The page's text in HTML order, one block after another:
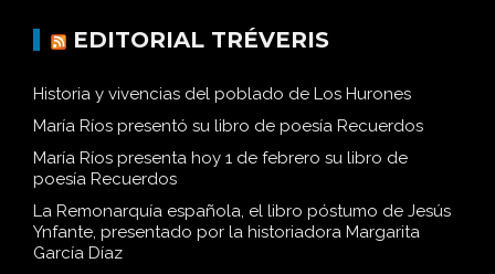
EDITORIAL TRÉVERIS
Historia y vivencias del poblado de Los Hurones
María Ríos presentó su libro de poesía Recuerdos
María Ríos presenta hoy 1 de febrero su libro de
poesía Recuerdos
La Remonarquía española, el libro póstumo de Jesús
Ynfante, presentado por la historiadora Margarita
García Díaz